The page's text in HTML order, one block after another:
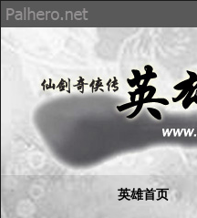
英雄首页